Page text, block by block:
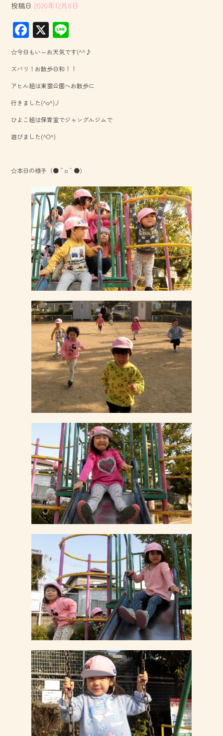
投稿日 2020年12月8日
F
ac
e
b
o
ok
X
ne
☆今日もい～お天気です(^^♪
ズバリ！お散歩日和！！
アヒル組は東雲公園へお散歩に
行きました(^o^)丿
ひよこ組は保育室でジャングルジムで
遊びました(^O^)
☆本日の様子（●＾o＾●）